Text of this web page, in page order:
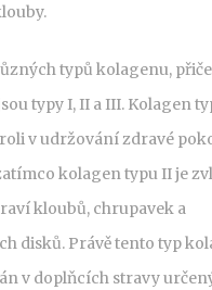
typů kolagenu,
typy I, II a III. Kolagen
v udržování zdravé
kolagen typu II je
kloubů, chrupavek a
disků. Právě tento typ
v doplňcích stravy